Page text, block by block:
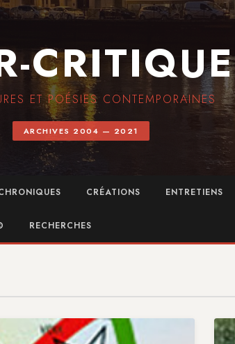
CRITIQUE
ET POÉSIES CONTEMPORAINES
ARCHIVES 2004 — 2021
CRÉATIONS ENTRETIENS
RECHERCHES